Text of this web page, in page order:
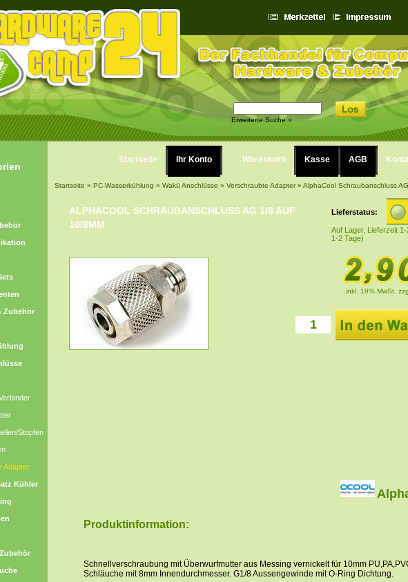
Erweiterte Suche »
Zubehör
Stopfen
Adapter
Kühler
Startseite Ihr Konto Warenkorb Kasse AGB
Startseite » PC-Wasserkühlung » Wakü Anschlüsse » Verschraubte Adapter» AlphaCool Schraubanschluss
ALPHACOOL SCHRAUBANSCHLUSS AG 1/8 AUF
10/8MM
Lieferstatus:
Auf Lager, Lieferzeit
1-2 Tage)
inkl. 19% MwSt.
Produktinformation:
Schnellverschraubung mit Überwurfmutter aus Messing vernickelt für 10mm
Schläuche mit 8mm Innendurchmesser. G1/8 Aussengewinde mit O-Ring Dichtung.